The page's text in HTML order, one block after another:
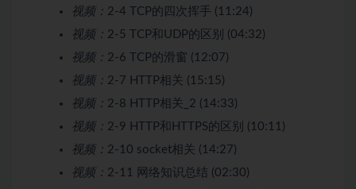
视频： 2-4 TCP的四次挥手 (11:24)
视频： 2-5 TCP和UDP的区别 (04:32)
视频： 2-6 TCP的滑窗 (12:07)
视频： 2-7 HTTP相关 (15:15)
视频： 2-8 HTTP相关_2 (14:33)
视频： 2-9 HTTP和HTTPS的区别 (10:11)
视频： 2-10 socket相关 (14:27)
视频： 2-11 网络知识总结 (02:30)